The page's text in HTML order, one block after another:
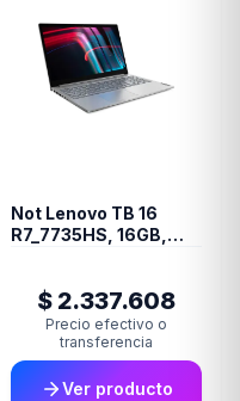
Not Lenovo TB 16
R7_7735HS, 16GB,
$ 2.337.608
Precio efectivo o
transferencia
Ver producto